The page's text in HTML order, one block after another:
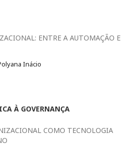
ENTRE A AUTOMAÇÃO E
Inácio
À GOVERNANÇA
COMO TECNOLOGIA